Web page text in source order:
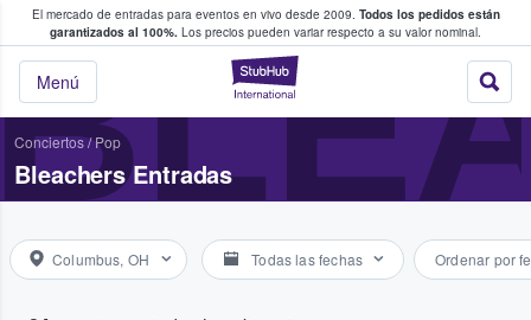
El mercado de entradas para eventos en vivo desde 2009. Todos los pedidos están
garantizados al 100%. Los precios pueden variar respecto a su valor nominal.
StubHub:
Menú
y venta de entradas entre fans
Conciertos/Pop
Bleachers Entradas
Columbus, OH Todas las fechas Ordenar por